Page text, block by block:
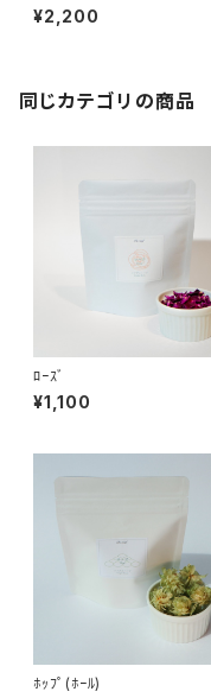
¥2,200
同じカテゴリの商品
ﾛｰｽﾞ
¥1,100
ﾎｯﾌﾟ(ﾎｰﾙ)